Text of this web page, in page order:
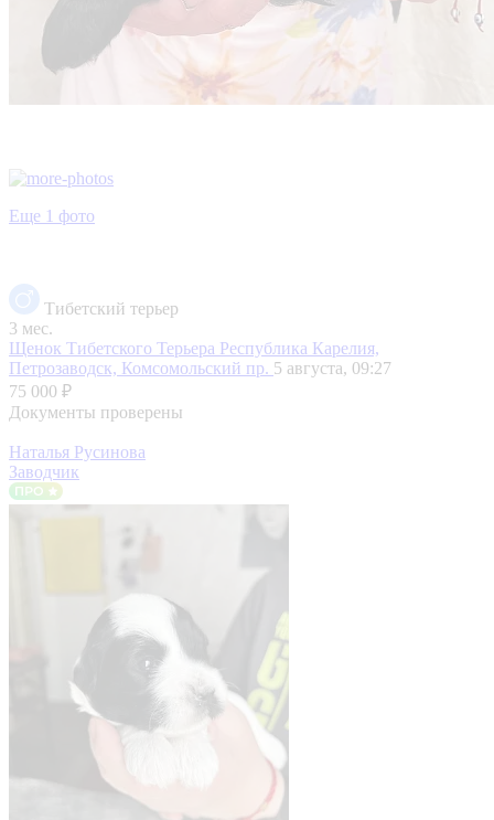
Еще 1 фото
Тибетский терьер
3 мес.
Щенок Тибетского Терьера Республика Карелия,
Петрозаводск, Комсомольский пр. 5 августа, 09:27
75 000 ₽
Документы проверены
Наталья Русинова
Заводчик